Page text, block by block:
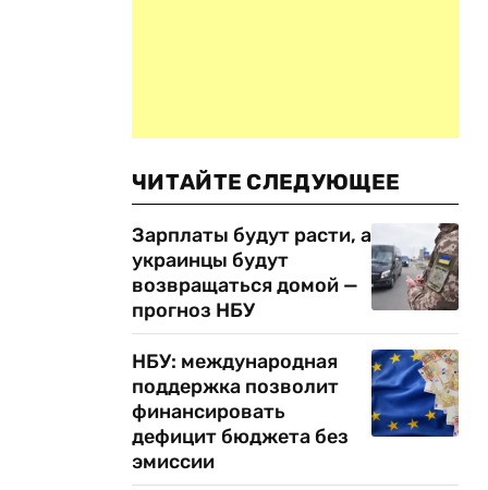
ЧИТАЙТЕ СЛЕДУЮЩЕЕ
Зарплаты будут расти, а
украинцы будут
возвращаться домой —
прогноз НБУ
НБУ: международная
поддержка позволит
финансировать
дефицит бюджета без
эмиссии